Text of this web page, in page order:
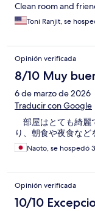
Clean room and
Toni Ranjit, se
Opinión verificada
8/10 Muy
6 de marzo de 2026
Traducir con Google
部屋はとても綺麗
り、朝食や夜食など
Naoto, se hospedó
Opinión verificada
10/10